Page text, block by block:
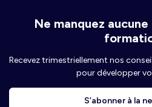
Ne manquez
Recevez trimestriellement nos
pour développer
S’abonner à la